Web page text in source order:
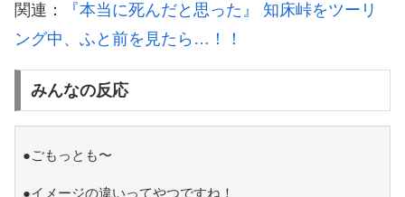
関連：
『本当に死んだと思った』 知床峠をツーリ
ング中、ふと前を見たら…！！
みんなの反応
●ごもっとも〜
●イメージの違いってやつですね！